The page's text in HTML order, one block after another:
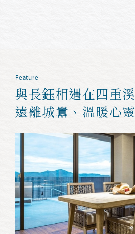
Feature
與長鈺相遇在四重溪
遠離城囂、溫暖心靈